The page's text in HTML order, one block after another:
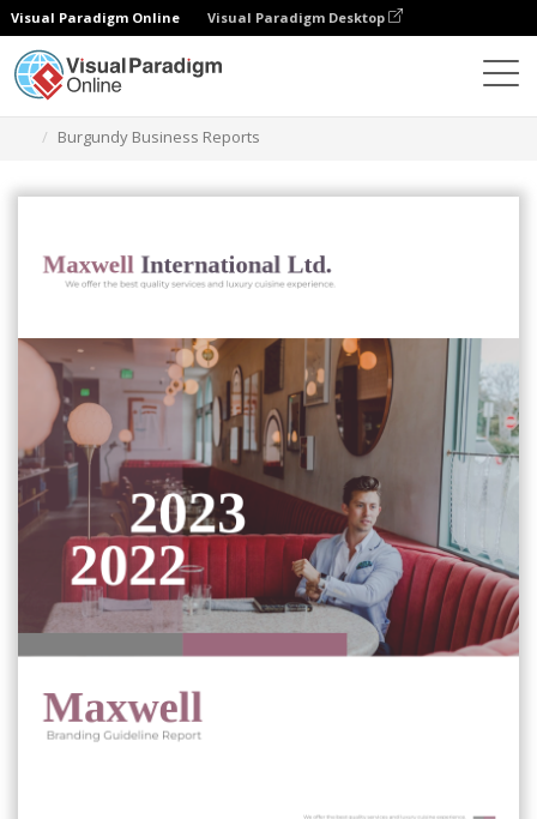
Visual Paradigm Online Visual Paradigm Desktop
Burgundy Business Reports